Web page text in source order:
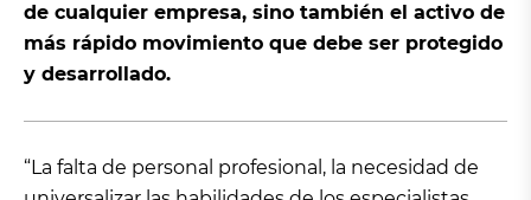
de cualquier empresa, sino también el activo de
más rápido movimiento que debe ser protegido
y desarrollado.
“La falta de personal profesional, la necesidad de